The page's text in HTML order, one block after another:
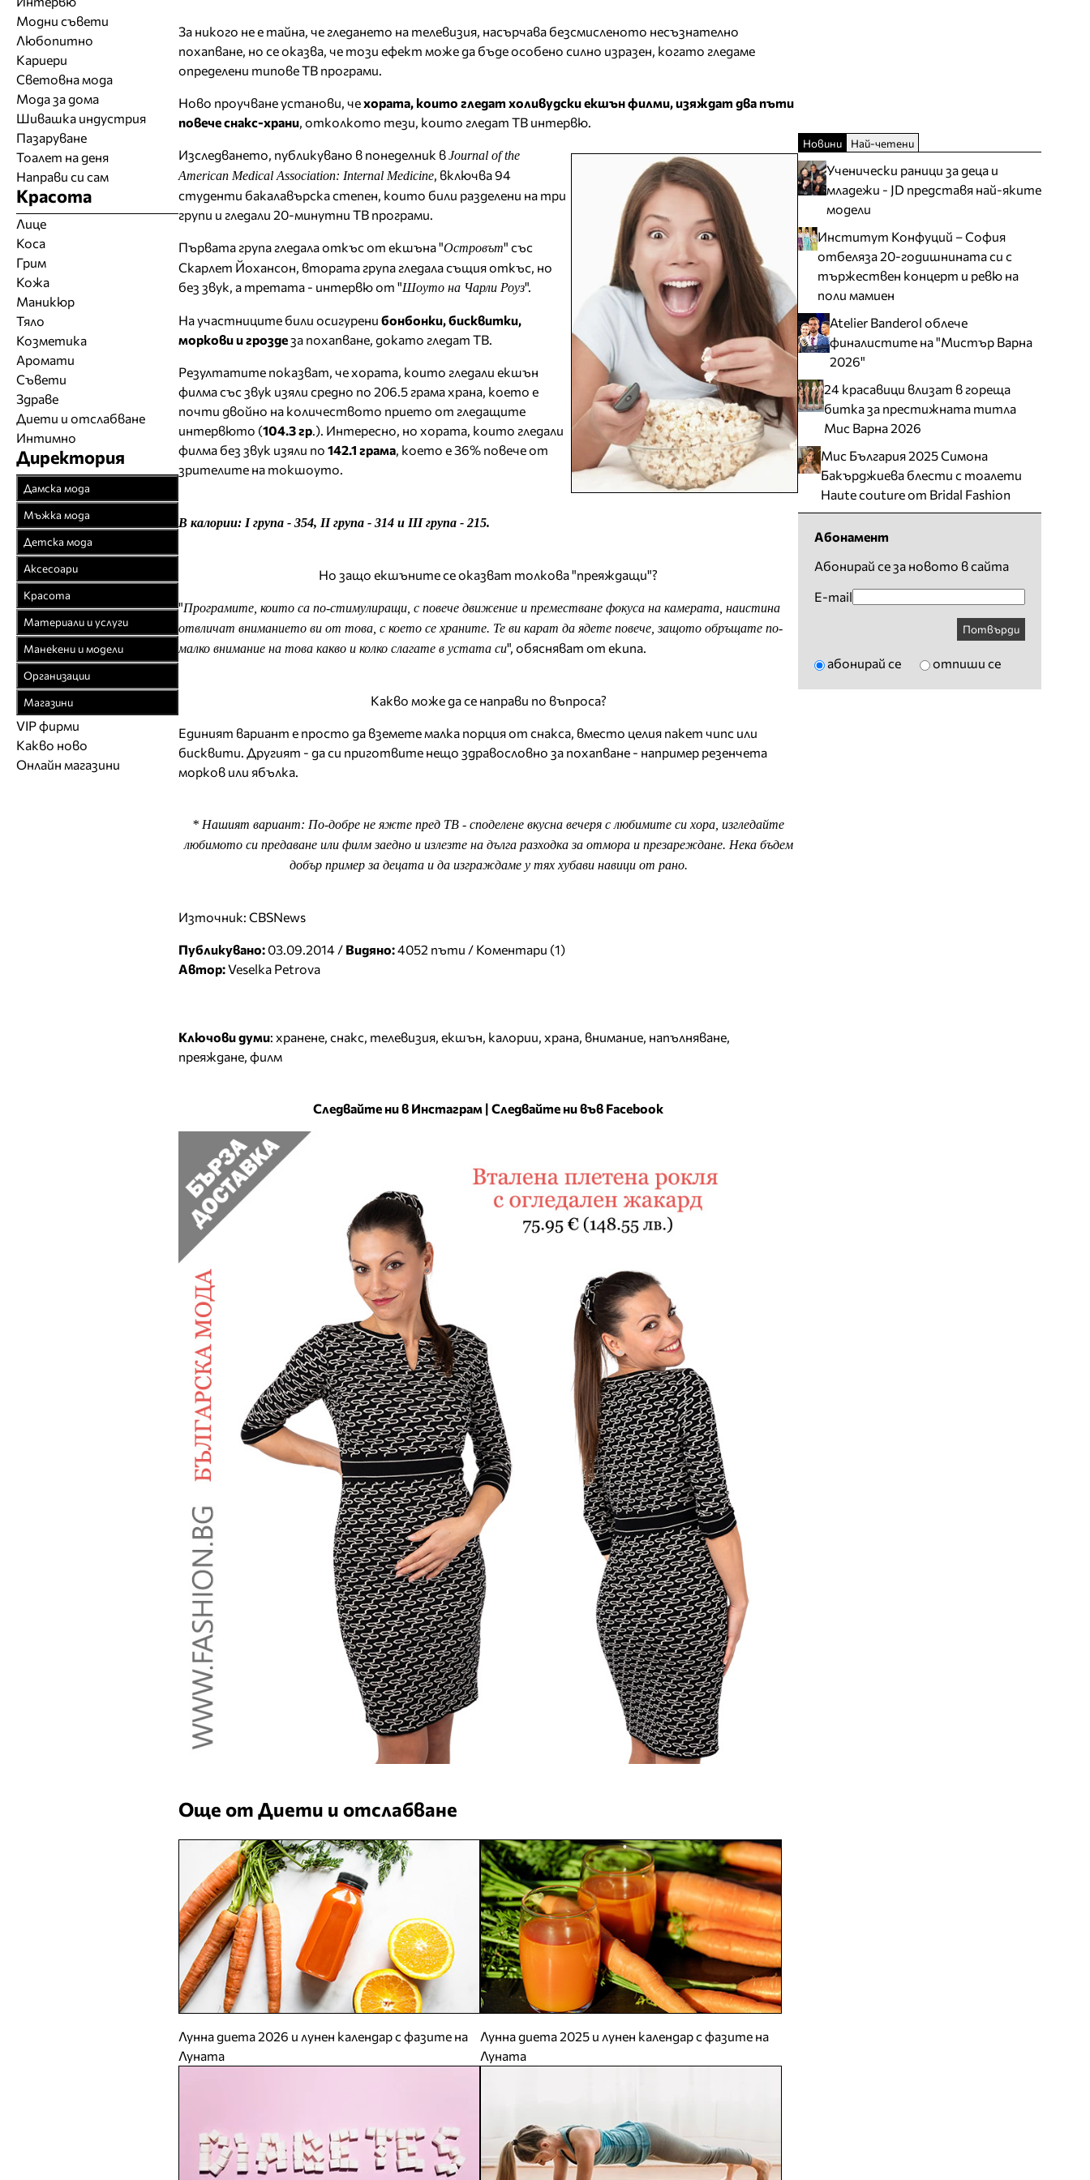
За никого не е тайна, че гледането на телевизия, насърчава безсмисленото несъзнателно
похапване, но се оказва, че този ефект може да бъде особено силно изразен, когато гледаме
определени типове ТВ програми.
Ново проучване установи, чехората, които гледат холивудски екшън филми, изяждат два пъти
повече снакс-храни , отколкото тези, които гледат ТВ интервю.
Изследването, публикувано в понеделник вJournal of the
American Medical Association: Internal Medicine , включва 94
студенти бакалавърска степен, които били разделени на три
групи и гледали 20-минутни ТВ програми.
Първата група гледала откъс от екшъна "Островът" със
Скарлет Йохансон, втората група гледала същия откъс, но
без звук, а третата - интервю от "Шоуто на Чарли Роуз".
На участниците били осигурени бонбонки, бисквитки,
моркови и гроздеза похапване, докато гледат ТВ.
Резултатите показват, че хората, които гледали екшън
филма със звук изяли средно по 206.5 грама храна, което е
почти двойно на количеството прието от гледащите
интервюто (104.3 гр .). Интересно, но хората, които гледали
филма без звук изяли по 142.1 грама , което е 36% повече от
зрителите на токшоуто.
В калории: І група - 354, ІІ група - 314 и ІІІ група - 215.
Но защо екшъните се оказват толкова "преяждащи"?
"Програмите, които са по-стимулиращи, с повече движение и преместване фокуса на камерата, наистина
отвличат вниманието ви от това, с което се храните. Те ви карат да ядете повече, защото обръщате по-
малко внимание на това какво и колко слагате в устата си", обясняват от екипа.
Какво може да се направи по въпроса?
Единият вариант е просто да вземете малка порция от снакса, вместо целия пакет чипс или
бисквити. Другият - да си приготвите нещо здравословно за похапване - например резенчета
морков или ябълка.
* Нашият вариант: По-добре не яжте пред ТВ - споделене вкусна вечеря с любимите си хора, изгледайте
любимото си предаване или филм заедно и излезте на дълга разходка за отмора и презареждане. Нека бъдем
добър пример за децата и да изграждаме у тях хубави навици от рано.
Източник: CBSNews
Публикувано: 03.09.2014 / Видяно:4052 пъти / Коментари (1)
Автор:Veselka Petrova
Ключови думи: хранене снакс телевизия екшън калории храна внимание напълняване
преяждане филм
Следвайте ни в Инстаграм | Следвайте ни във Facebook
Още от Диети и отслабване
Лунна диета 2026 и лунен календар с фазите на
Луната
Лунна диета 2025 и лунен календар с фазите на
Луната
Модни съвети
Любопитно
Кариери
Световна мода
Мода за дома
Шивашка индустрия
Пазаруване
Тоалет на деня
Направи си сам
Красота
Лице
Коса
Грим
Кожа
Маникюр
Тяло
Козметика
Аромати
Съвети
Здраве
Диети и отслабване
Интимно
Директория
Дамска мода
Връхни облекла
Официални облекла
Булчински рокли
Спортни облекла
Плетени облекла
Кожени облекла
Рисувана коприна
Чорапогащи
Бельо
Бански костюми
Модни дизайнери
Бутици
Мъжка мода
Връхни облекла
Официални облекла
Спортни облекла
Дънкови облекла
Кожени облекла
Вратовръзки
Бански
Бельо
Детска мода
Детски дрехи
Бебешки дрехи
Младежки дрехи
Аксесоари
Бижута
Чанти
Колани
Чорапи
Шапки
Часовници
Обувки
Други аксесоари
Красота
Парфюмерия
Козметика
Фризьорство
Салони за красота
Естетична хирургия
Солариуми
Фитнес и здраве
Материали и услуги
Текстил
Спомагателни
материали
Закачалки, щендери
Работа на ишлеме
CAD/CAM услуги
Манекени и модели
Агенции за модели
Модна фотография
Модели
Организации
Браншови съюзи
Образователни
Модни списания
Сватбени агенции
Магазини
Магазини за дрехи
Магазини за обувки
Магазини за aксесоари
VIP фирми
Какво ново
Онлайн магазини
Новини Най-четени
Ученически раници за деца и
младежи - JD представя най-яките
модели
Институт Конфуций – София
отбеляза 20-годишнината си с
тържествен концерт и ревю на
поли мамиен
Atelier Banderol облече
финалистите на "Мистър Варна
2026"
24 красавици влизат в гореща
битка за престижната титла
Мис Варна 2026
Мис България 2025 Симона
Бакърджиева блести с тоалети
Haute couture от Bridal Fashion
Абонамент
Абонирай се за новото в сайта
E-mail
Потвърди
абонирай се отпиши се